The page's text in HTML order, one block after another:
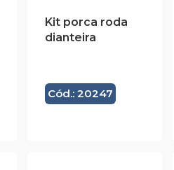
Kit porca roda
dianteira
Cód.: 20247